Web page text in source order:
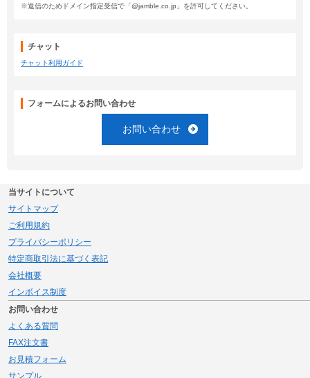
※返信のためドメイン指定受信で「@jamble.co.jp」を許可してください。
チャット
チャット利用ガイド
フォームによるお問い合わせ
お問い合わせ
当サイトについて
サイトマップ
ご利用規約
プライバシーポリシー
特定商取引法に基づく表記
会社概要
インボイス制度
お問い合わせ
よくある質問
FAX注文書
お見積フォーム
サンプル